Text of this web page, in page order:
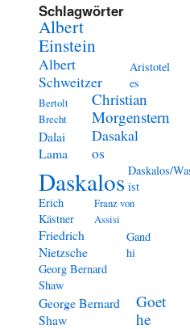
Schlagwörter
Albert
Einstein
Albert
Schweitzer
Aristotel
es
Bertolt
Brecht
Christian
Morgenstern
Dalai
Lama
Dasakal
os
Daskalos Daskalos/
ist
Erich
Kästner
Franz von
Assisi
Friedrich
Nietzsche
Gand
hi
Georg Bernard
Shaw
George Bernard
Shaw
Goet
he